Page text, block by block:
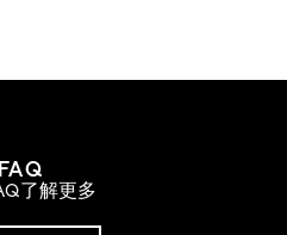
FAQ
了解更多